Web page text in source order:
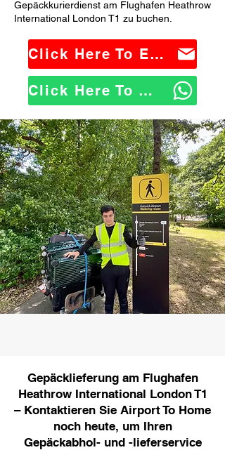
Gepäckkurierdienst am Flughafen Heathrow
International London T1 zu buchen.
Click Here To Email Us
Click Here To WhatsApp Us
Gepäcklieferung am Flughafen
Heathrow International London T1
– Kontaktieren Sie Airport To Home
noch heute, um Ihren
Gepäckabhol- und -lieferservice